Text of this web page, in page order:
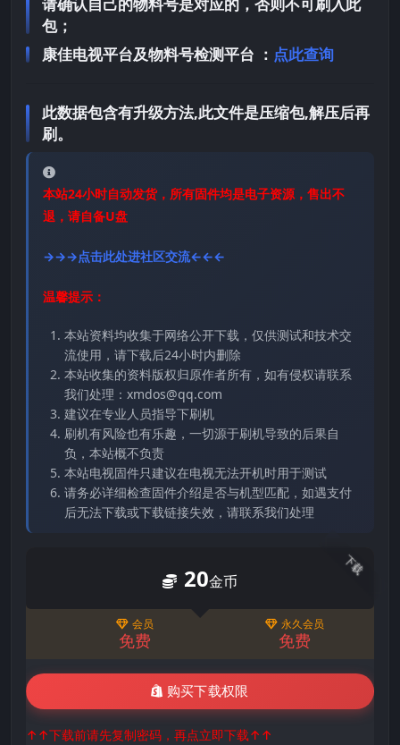
请确认自己的物料号是对应的，否则不可刷入此
包；
康佳电视平台及物料号检测平台 ： 点此查询
此数据包含有升级方法,此文件是压缩包,解压后再
刷。
本站24小时自动发货，所有固件均是电子资源，售出不
退，请自备U盘
→→→点击此处进社区交流←←←
温馨提示：
本站资料均收集于网络公开下载，仅供测试和技术交
流使用，请下载后24小时内删除
本站收集的资料版权归原作者所有，如有侵权请联系
我们处理：xmdos@qq.com
建议在专业人员指导下刷机
刷机有风险也有乐趣，一切源于刷机导致的后果自
负，本站概不负责
本站电视固件只建议在电视无法开机时用于测试
请务必详细检查固件介绍是否与机型匹配，如遇支付
后无法下载或下载链接失效，请联系我们处理
下载
20金币
会员
免费
永久会员
免费
购买下载权限
↑↑下载前请先复制密码，再点立即下载↑↑